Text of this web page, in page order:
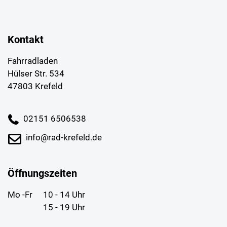
Kontakt
Fahrradladen
Hülser Str. 534
47803 Krefeld
02151 6506538
info@rad-krefeld.de
Öffnungszeiten
Mo -Fr
10 - 14 Uhr
15 - 19 Uhr